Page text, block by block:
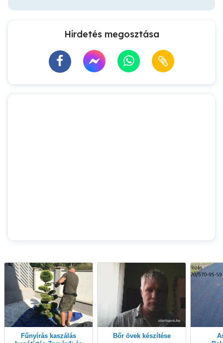
Hirdetés megosztása
Fűnyírás kaszálás
Bőr övek készítése
Aszfaltozás